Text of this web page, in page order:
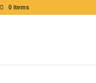
0 items